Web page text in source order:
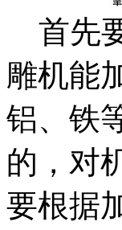
首先
雕机能
铝、铁
的，对
要根据